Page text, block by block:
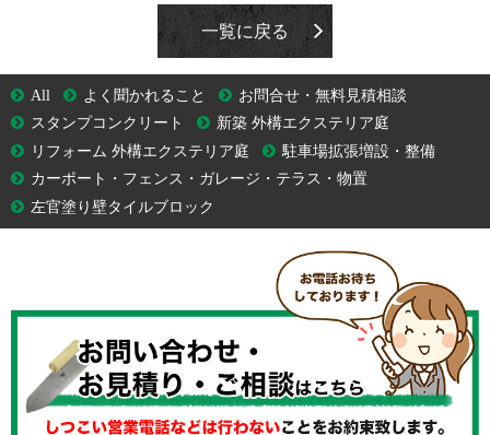
一覧に戻る
All よく聞かれること
お問合せ・無料見積相談
スタンプコンクリート
新築 外構エクステリア庭
リフォーム 外構エクステリア庭
駐車場拡張増設・整備
カーポート・フェンス・ガレージ・テラス・物置
左官塗り壁タイルブロック